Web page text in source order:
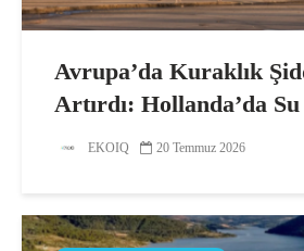
Avrupa’da Kuraklık
Artırdı: Hollanda’da Su
EKOIQ 20 Temmuz 2026